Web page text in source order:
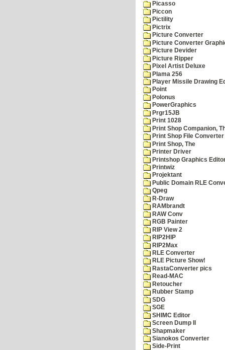
Picasso
Piccon
Pictility
Pictrix
Picture Converter
Picture Converter
Picture Devider
Picture Ripper
Pixel Artist Deluxe
Plama 256
Player Missile Drawing
Point
Polonus
PowerGraphics
Prgr15JB
Print 1028
Print Shop Companion,
Print Shop File Converter
Print Shop, The
Printer Driver
Printshop Graphics
Printwiz
Projektant
Public Domain RLE
Qpeg
R-Draw
RAMbrandt
RAW Conv
RGB Painter
RIP View 2
RIP2HIP
RIP2Max
RLE Converter
RLE Picture Show!
RastaConverter pics
Read-MAC
Retoucher
Rubber Stamp
SDG
SGE
SHIMC Editor
Screen Dump II
Shapmaker
Sianokos Converter
Side-Print